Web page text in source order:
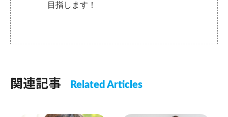
目指します！
関連記事 Related Articles